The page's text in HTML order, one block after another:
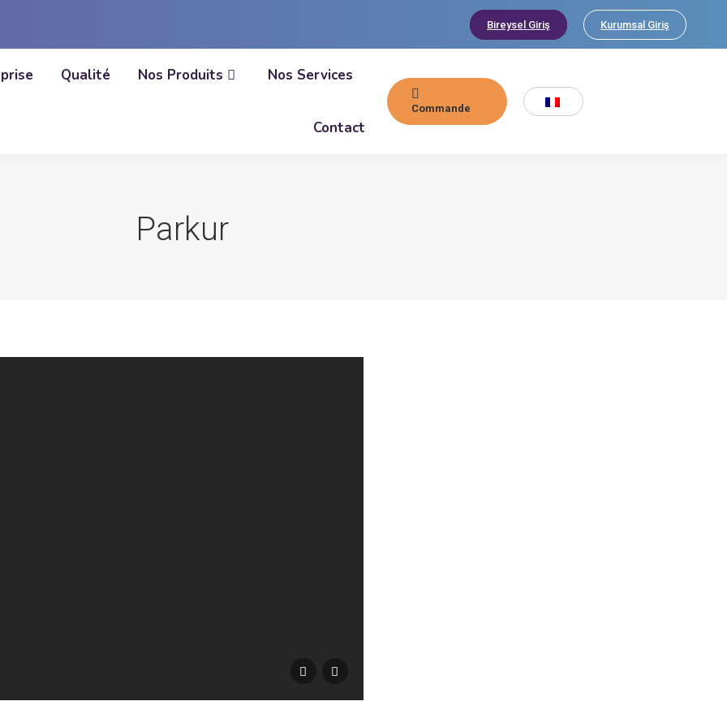
Bireysel Giriş Kurumsal Giriş
Qualité Nos Produits Nos Services
Contact
Commande
Parkur